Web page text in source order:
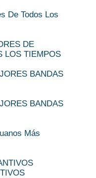
De Todos Los
DE
LOS TIEMPOS
BANDAS
BANDAS
Más